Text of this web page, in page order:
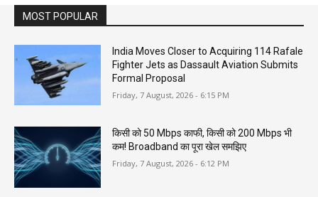
MOST POPULAR
India Moves Closer to Acquiring 114 Rafale
Fighter Jets as Dassault Aviation Submits
Formal Proposal
Friday, 7 August, 2026 - 6:15 PM
किसी को 50 Mbps काफी, किसी को 200 Mbps भी
कम! Broadband का पूरा खेल समझिए
Friday, 7 August, 2026 - 6:12 PM